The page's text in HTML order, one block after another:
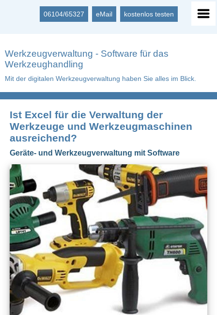
06104/65327 eMail kostenlos testen
Werkzeugverwaltung - Software für das
Werkzeughandling
Mit der digitalen Werkzeugverwaltung haben Sie alles im Blick.
Ist Excel für die Verwaltung der
Werkzeuge und Werkzeugmaschinen
ausreichend?
Geräte- und Werkzeugverwaltung mit Software